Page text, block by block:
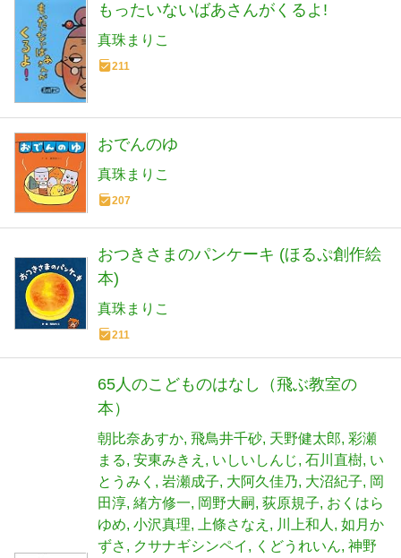
もったいないばあさんがくるよ!
真珠まりこ
211
おでんのゆ
真珠まりこ
207
おつきさまのパンケーキ (ほるぷ創作絵
本)
真珠まりこ
211
65人のこどものはなし（飛ぶ教室の
本）
朝比奈あすか 飛鳥井千砂 天野健太郎 彩瀬
まる 安東みきえ いしいしんじ 石川直樹 い
とうみく
岩瀬成子 大阿久佳乃 大沼紀子
岡
田淳 緒方修一 岡野大嗣 荻原規子 おくはら
ゆめ 小沢真理 上條さなえ 川上和人 如月か
ずさ
クサナギシンペイ くどうれいん 神野